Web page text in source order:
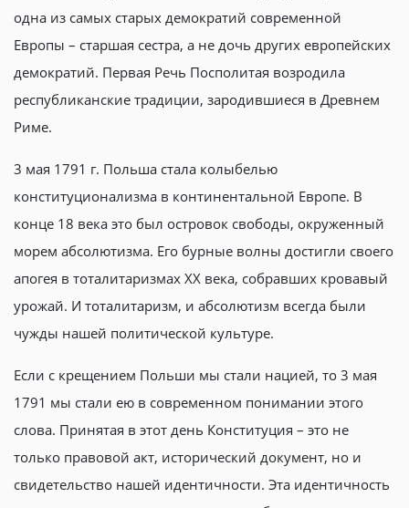
одна из самых старых демократий современной
Европы – старшая сестра, а не дочь других европейских
демократий. Первая Речь Посполитая возродила
республиканские традиции, зародившиеся в Древнем
Риме.
3 мая 1791 г. Польша стала колыбелью
конституционализма в континентальной Европе. В
конце 18 века это был островок свободы, окруженный
морем абсолютизма. Его бурные волны достигли своего
апогея в тоталитаризмах ХХ века, собравших кровавый
урожай. И тоталитаризм, и абсолютизм всегда были
чужды нашей политической культуре.
Если с крещением Польши мы стали нацией, то 3 мая
1791 мы стали ею в современном понимании этого
слова. Принятая в этот день Конституция – это не
только правовой акт, исторический документ, но и
свидетельство нашей идентичности. Эта идентичность